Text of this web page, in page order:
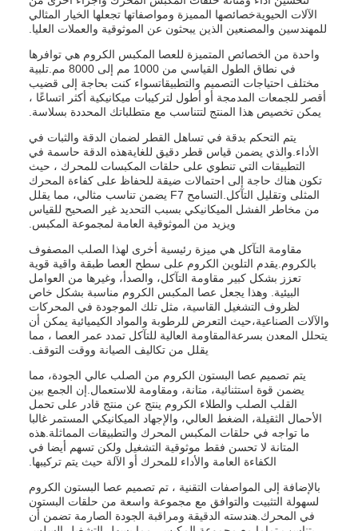
الآلات الحيويةخصائصها المميزة ومواصفاتها تجعلها الخيار المثالي
للمهندسين والمصنعين الذين يبحثون عن الموثوقية والعملات العليا.
واحدة من الخصائص المتميزة للعصا المكبس الكروم هي توافرها
في نطاق الطول القياسي من 1000 مم إلى 8000 مم.تلبية
مختلف احتياجات التصميم والتطبيقاتسواء كنت بحاجة إلى قضيب
أقصر للجمعات المدمجة أو أطول لتركيبات ميكانيكية أكثر اتساعًا ،
يمكن تخصيص هذا المنتج لتتناسب مع متطلباتك المحددة بسلاسة.
يتم التحكم بدقة في تساهل القطر لضمان الدقة والثبات في
الأداء.والذي يضمن قياس قطر دقيق للغايةهذه الدقة حاسمة في
التطبيقات التي تنطوي على حلقات المكبسات للمحرك ، حيث
تكون هناك حاجة إلى احتمالات ضيقة للحفاظ على كفاءة المحرك
المثلى وتقليل التآكل.التسامح F7 يضمن تناسب مثالي، مما يقلل
من مخاطر الفشل الميكانيكي بسبب التحديد غير الصحيح للقياس
ويزيد من الموثوقية العامة لمجموعة المكبس.
مقاومة التآكل هي ميزة رئيسية أخرى لهذا الصلب المصفوف
بالكروم.يقدم التلوين الكروم على سطح العصا طبقة واقية قوية
تعزز بشكل كبير مقاومة التآكل، والصدأ، وغيرها من العوامل
البيئية. وهذا يجعل عصا المكبس الكروم مناسبة بشكل خاص
لظروف التشغيل القاسية، مثل تلك الموجودة في المحركات
والآلات الصناعية،حيث التعرض للرطوبة والمواد الكيميائية يمكن أن
يتحلل المعدن بسرعةالمقاومة العالية للتآكل تمدد عمر العصا ، مما
يقلل من تكاليف الصيانة ووقت التوقف.
يتم تصميم عصا البستون الكروم من الصلب عالي الجودة، مما
يضمن قوة استثنائية، متانة، ومقاومة للاستعمال.إن الجمع بين
القلب الصلب والطلاء الكروم ينتج عن منتج قادر على تحمل
الأحمال الثقيلة، الضغط العالي، والإجهاد الميكانيكي المستمر غالبا
ما تواجه في حلقات المكبس المحرك والتطبيقات المماثلة.هذه
المتانة لا تحسن فقط موثوقية التشغيل ولكن تسهم أيضا في
الكفاءة العامة والأداء للمحرك أو الآلة حيث يتم تركيبها.
بالإضافة إلى المواصفات التقنية ، تم تصميم عصا البستون الكروم
لسهولة التثبيت والتوافق مع مجموعة واسعة من حلقات البستون
في المحرك.هندسته الدقيقة ومراقبة الجودة الصارمة تضمن أن